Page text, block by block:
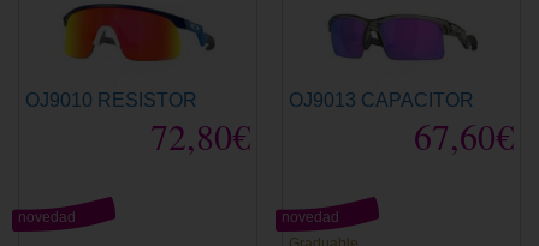
OJ9010 RESISTOR
72,80€
novedad
OJ9013 CAPACITOR
67,60€
novedad